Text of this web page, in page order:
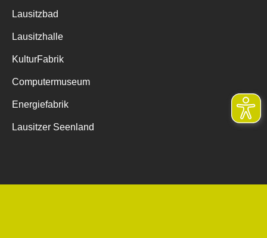
Lausitzbad
Lausitzhalle
KulturFabrik
Computermuseum
Energiefabrik
Lausitzer Seenland